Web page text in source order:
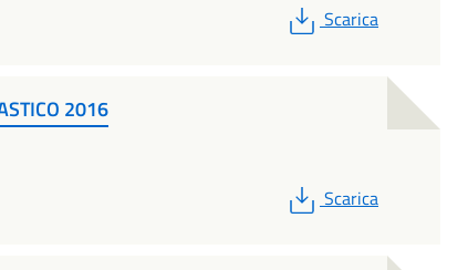
PDF
Scarica
2016
PDF
Scarica